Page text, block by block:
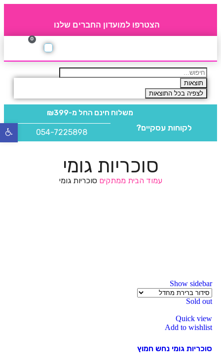
הצטרפו למועדון החברים שלנו
0
תוצאות
לצפיה בכל התוצאות
משלוח חינם החל מ-₪399
לקוחות עסקיים? 054-7225898
סוכריות גומי
עמוד הבית ממתקים סוכריות גומי
Show sidebar
Sold out
Quick view
Add to wishlist
סוכריות גומי נחש חמוץ
פתח